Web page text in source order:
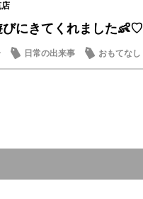
店
びにきてくれました👶♡
日常の出来事 おもてなし